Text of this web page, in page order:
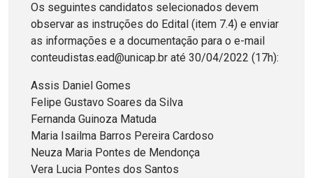
Os seguintes candidatos selecionados devem
observar as instruções do Edital (item 7.4) e enviar
as informações e a documentação para o e-mail
conteudistas.ead@unicap.br até 30/04/2022 (17h):
Assis Daniel Gomes
Felipe Gustavo Soares da Silva
Fernanda Guinoza Matuda
Maria Isailma Barros Pereira Cardoso
Neuza Maria Pontes de Mendonça
Vera Lucia Pontes dos Santos